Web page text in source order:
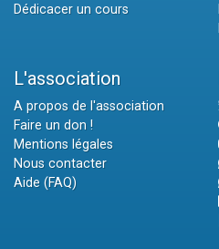
Dédicacer un cours
L'association
A propos de l'association
Faire un don !
Mentions légales
Nous contacter
Aide (FAQ)